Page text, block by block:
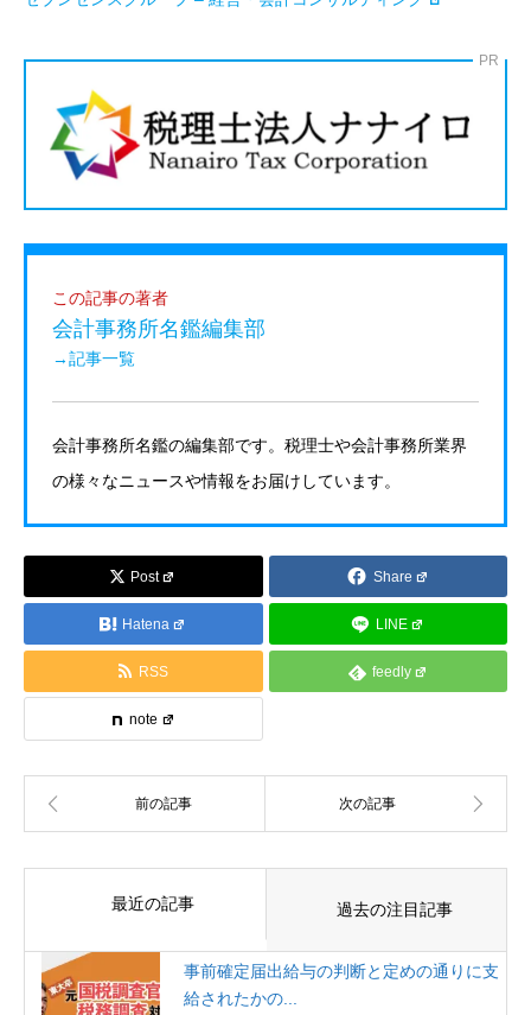
PR
この記事の著者
会計事務所名鑑編集部
→記事一覧
会計事務所名鑑の編集部です。税理士や会計事務所業界
の様々なニュースや情報をお届けしています。
Post Share
Hatena LINE
RSS feedly
note
最近の記事 過去の注目記事
事前確定届出給与の判断と定めの通りに支
給されたかの...